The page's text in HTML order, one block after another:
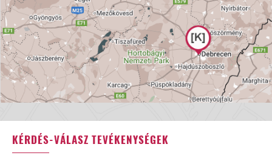
KÉRDÉS-VÁLASZ TEVÉKENYSÉGEK